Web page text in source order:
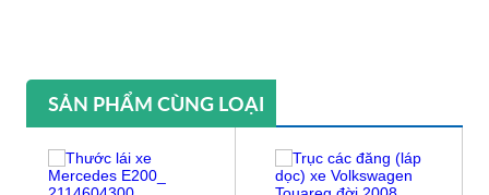
SẢN PHẨM CÙNG LOẠI